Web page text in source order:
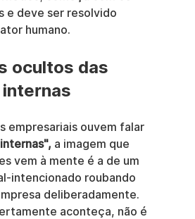
e deve ser resolvido
humano.
ocultos das
empresariais ouvem falar
a imagem que
vem à mente é a de um
intencionado roubando
deliberadamente.
aconteça, não é